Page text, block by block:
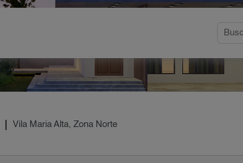
Vila Maria Alta, Zona Norte